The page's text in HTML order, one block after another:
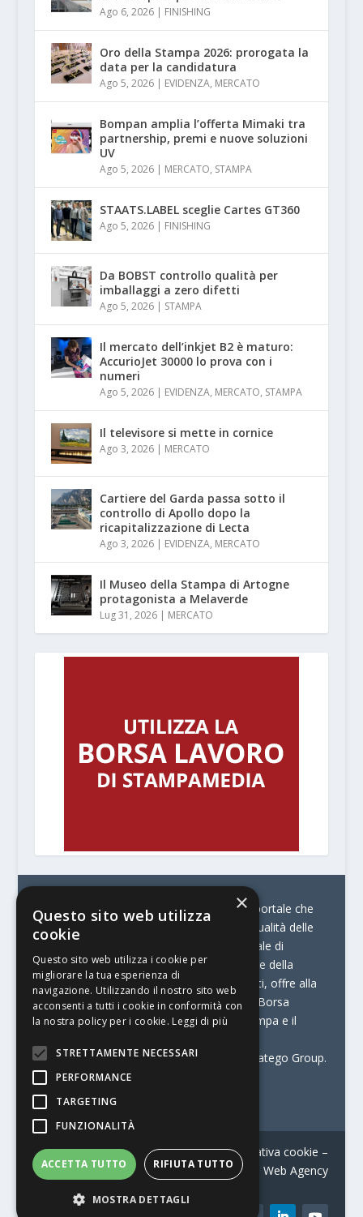
Ago 6, 2026| FINISHING
Oro della Stampa 2026: prorogata la
data per la candidatura
Ago 5, 2026| EVIDENZA, MERCATO
Bompan amplia l’offerta Mimaki tra
partnership, premi e nuove soluzioni
UV
Ago 5, 2026| MERCATO, STAMPA
STAATS.LABEL sceglie Cartes GT360
Ago 5, 2026| FINISHING
Da BOBST controllo qualità per
imballaggi a zero difetti
Ago 5, 2026| STAMPA
Il mercato dell’inkjet B2 è maturo:
AccurioJet 30000 lo prova con i
numeri
Ago 5, 2026| EVIDENZA, MERCATO, STAMPA
Il televisore si mette in cornice
Ago 3, 2026| MERCATO
Cartiere del Garda passa sotto il
controllo di Apollo dopo la
ricapitalizzazione di Lecta
Ago 3, 2026| EVIDENZA, MERCATO
Il Museo della Stampa di Artogne
protagonista a Melaverde
Lug 31, 2026| MERCATO
© Stratego Group –
stampamedia.net è il portale che
racconta le innovazioni tecnologiche e l’attualità delle
aziende di stampa e di converting. È il portale di
riferimento per chi opera in Italia nel settore della
comunicazione stampata. Oltre ai contenuti, offre alla
propria community diversi servizi come:
la Borsa
Lavoro, la Print Connection, i Big della Stampa e il
Stampamedia.net è una delle testate di Stratego Group.
Partita IVA07921450156
Contatti–Informativa privacy–Informativa cookie –
Web Agency
×
Questo sito web utilizza
cookie
Questo sito web utilizza i cookie per
migliorare la tua esperienza di
navigazione. Utilizzando il nostro sito web
acconsenti a tutti i cookie in conformità con
la nostra policy per i cookie. Leggi di più
STRETTAMENTE NECESSARI
PERFORMANCE
TARGETING
FUNZIONALITÀ
ACCETTA TUTTO RIFIUTA TUTTO
MOSTRA DETTAGLI